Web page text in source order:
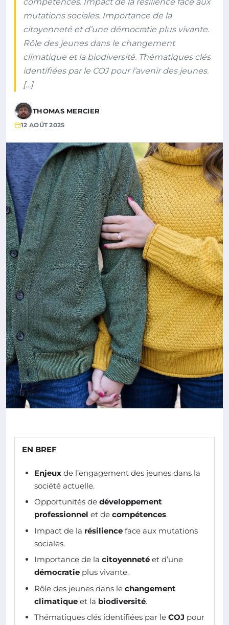
mutations sociales. Importance de la
citoyenneté et d’une démocratie plus vivante.
Rôle des jeunes dans le changement
climatique et la biodiversité. Thématiques clés
identifiées par le COJ pour l’avenir des jeunes.
[…]
THOMAS MERCIER
12 AOÛT 2025
EN BREF
Enjeux de l’engagement des jeunes dans la
société actuelle.
Opportunités de développement
professionnel et de compétences.
Impact de la résilience face aux mutations
sociales.
Importance de la citoyenneté et d’une
démocratie plus vivante.
Rôle des jeunes dans le changement
climatique et la biodiversité.
Thématiques clés identifiées par le COJ pour